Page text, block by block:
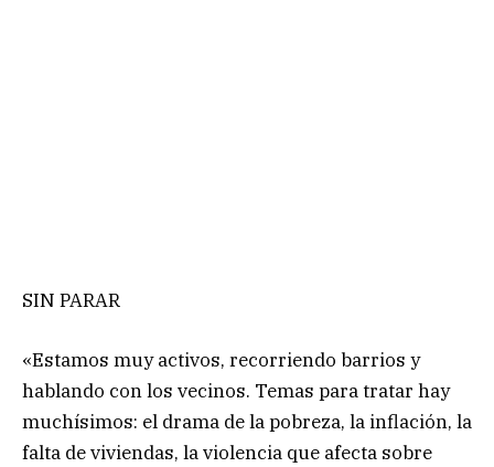
SIN PARAR
«Estamos muy activos, recorriendo barrios y
hablando con los vecinos. Temas para tratar hay
muchísimos: el drama de la pobreza, la inflación, la
falta de viviendas, la violencia que afecta sobre